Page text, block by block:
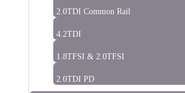
2.0TDI Common Rail
4.2TDI
1.8TFSI & 2.0TFSI
2.0TDI PD